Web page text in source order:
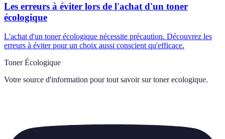
Les erreurs à éviter lors de l'achat d'un toner
écologique
L'achat d'un toner écologique nécessite précaution. Découvrez les
erreurs à éviter pour un choix aussi conscient qu'efficace.
Toner Écologique
Votre source d'information pour tout savoir sur toner ecologique.